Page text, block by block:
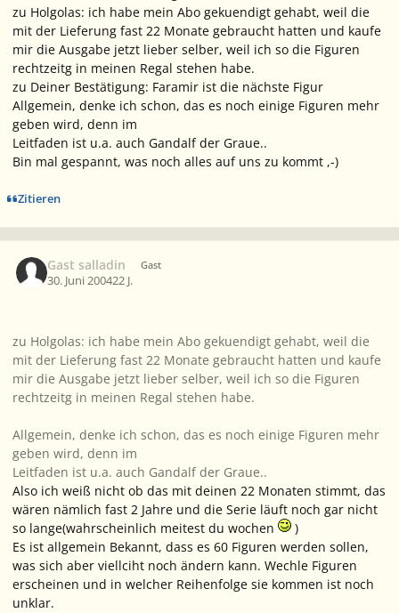
zu Holgolas: ich habe mein Abo gekuendigt gehabt, weil die
mit der Lieferung fast 22 Monate gebraucht hatten und kaufe
mir die Ausgabe jetzt lieber selber, weil ich so die Figuren
rechtzeitg in meinen Regal stehen habe.
zu Deiner Bestätigung: Faramir ist die nächste Figur
Allgemein, denke ich schon, das es noch einige Figuren mehr
geben wird, denn im
Leitfaden ist u.a. auch Gandalf der Graue..
Bin mal gespannt, was noch alles auf uns zu kommt ,-)
Zitieren
Gast salladin Gast
30. Juni 200422 J.
zu Holgolas: ich habe mein Abo gekuendigt gehabt, weil die
mit der Lieferung fast 22 Monate gebraucht hatten und kaufe
mir die Ausgabe jetzt lieber selber, weil ich so die Figuren
rechtzeitg in meinen Regal stehen habe.
Allgemein, denke ich schon, das es noch einige Figuren mehr
geben wird, denn im
Leitfaden ist u.a. auch Gandalf der Graue..
Also ich weiß nicht ob das mit deinen 22 Monaten stimmt, das
wären nämlich fast 2 Jahre und die Serie läuft noch gar nicht
so lange(wahrscheinlich meitest du wochen
)
Es ist allgemein Bekannt, dass es 60 Figuren werden sollen,
was sich aber viellciht noch ändern kann. Wechle Figuren
erscheinen und in welcher Reihenfolge sie kommen ist noch
unklar.